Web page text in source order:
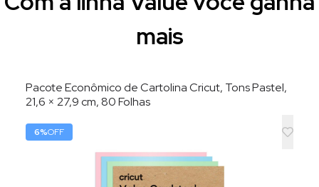
mais
Pacote Econômico de Cartolina Cricut, Tons Pastel,
21,6 × 27,9 cm, 80 Folhas
6%OFF